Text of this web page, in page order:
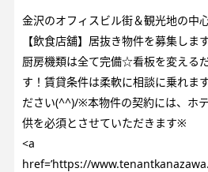
金沢のオフィスビル街＆観光地の中
【飲食店舖】居抜き物件を募集しま
厨房機類は全て完備☆看板を変える
す！賃貸条件は柔軟に相談に乗れま
ださい(^^)/※本物件の契約には、ホ
供を必須とさせていただきます※
<a
href=’https://